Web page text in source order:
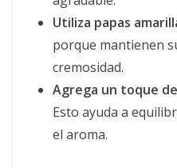
Utiliza papas
porque mantienen
cremosidad.
Agrega un toque
Esto ayuda a
el aroma.